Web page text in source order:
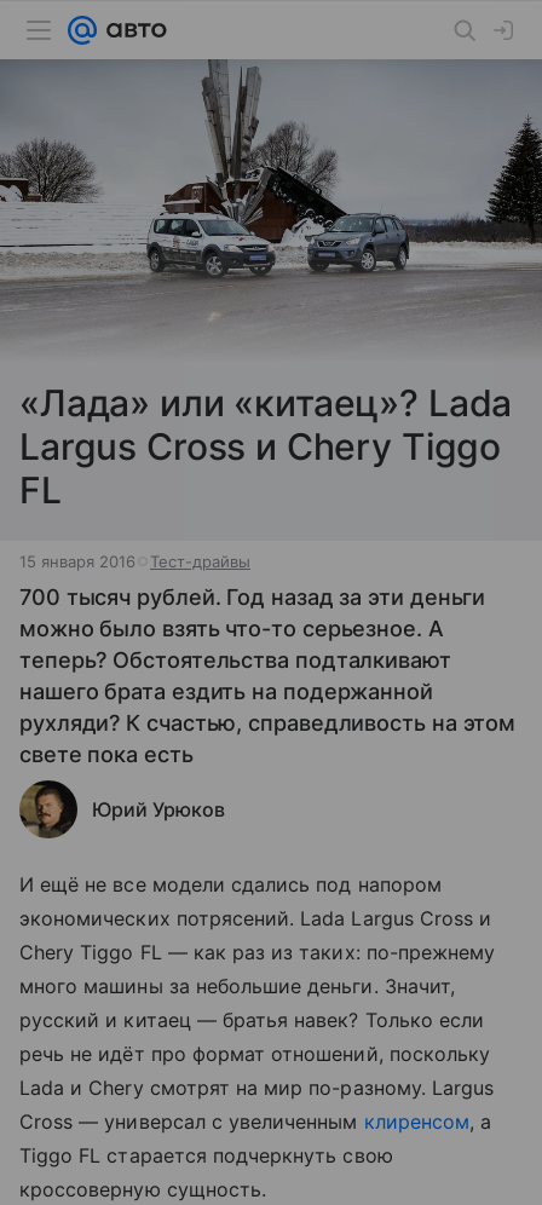
«Лада» или «китаец»? Lada
Largus Cross и Chery Tiggo
FL
15 января 2016 Тест-драйвы
700 тысяч рублей. Год назад за эти деньги
можно было взять что-то серьезное. А
теперь? Обстоятельства подталкивают
нашего брата ездить на подержанной
рухляди? К счастью, справедливость на этом
свете пока есть
Юрий Урюков
И ещё не все модели сдались под напором
экономических потрясений. Lada Largus Cross и
Chery Tiggo FL — как раз из таких: по-прежнему
много машины за небольшие деньги. Значит,
русский и китаец — братья навек? Только если
речь не идёт про формат отношений, поскольку
Lada и Chery смотрят на мир по-разному. Largus
Cross — универсал с увеличенным клиренсом, а
Tiggo FL старается подчеркнуть свою
кроссоверную сущность.